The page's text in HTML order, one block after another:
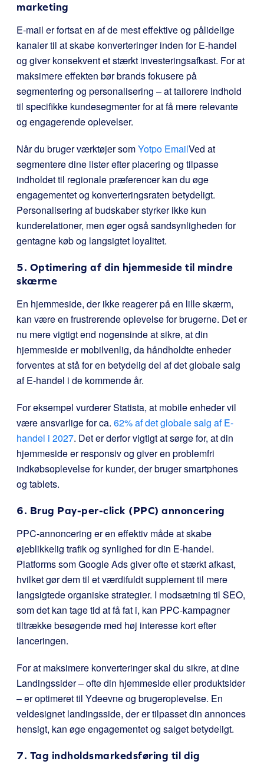
marketing
E-mail er fortsat en af de mest effektive og pålidelige
kanaler til at skabe konverteringer inden for E-handel
og giver konsekvent et stærkt investeringsafkast. For at
maksimere effekten bør brands fokusere på
segmentering og personalisering – at tailorere indhold
til specifikke kundesegmenter for at få mere relevante
og engagerende oplevelser.
Når du bruger værktøjer somYotpo EmailVed at
segmentere dine lister efter placering og tilpasse
indholdet til regionale præferencer kan du øge
engagementet og konverteringsraten betydeligt.
Personalisering af budskaber styrker ikke kun
kunderelationer, men øger også sandsynligheden for
gentagne køb og langsigtet loyalitet.
5. Optimering af din hjemmeside til mindre
skærme
En hjemmeside, der ikke reagerer på en lille skærm,
kan være en frustrerende oplevelse for brugerne. Det er
nu mere vigtigt end nogensinde at sikre, at din
hjemmeside er mobilvenlig, da håndholdte enheder
forventes at stå for en betydelig del af det globale salg
af E-handel i de kommende år.
For eksempel vurderer Statista, at mobile enheder vil
være ansvarlige for ca. 62% af det globale salg af E-
handel i 2027. Det er derfor vigtigt at sørge for, at din
hjemmeside er responsiv og giver en problemfri
indkøbsoplevelse for kunder, der bruger smartphones
og tablets.
6. Brug Pay-per-click (PPC) annoncering
PPC-annoncering er en effektiv måde at skabe
øjeblikkelig trafik og synlighed for din E-handel.
Platforms som Google Ads giver ofte et stærkt afkast,
hvilket gør dem til et værdifuldt supplement til mere
langsigtede organiske strategier. I modsætning til SEO,
som det kan tage tid at få fat i, kan PPC-kampagner
tiltrække besøgende med høj interesse kort efter
lanceringen.
For at maksimere konverteringer skal du sikre, at dine
Landingssider – ofte din hjemmeside eller produktsider
– er optimeret til Ydeevne og brugeroplevelse. En
veldesignet landingsside, der er tilpasset din annonces
hensigt, kan øge engagementet og salget betydeligt.
7. Tag indholdsmarkedsføring til dig